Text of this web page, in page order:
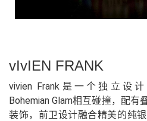
vIvIEN FRANK
vivien Frank是一个独立设
Bohemian Glam相互碰撞，配有
装饰，前卫设计融合精美的纯